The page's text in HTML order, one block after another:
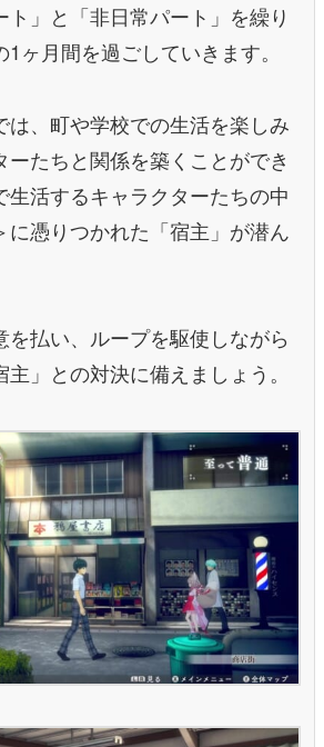
ト」と「非日常パート」を繰り
ヶ月間を過ごしていきます。
は、町や学校での生活を楽しみ
ーたちと関係を築くことができ
生活するキャラクターたちの中
に憑りつかれた「宿主」が潜ん
を払い、ループを駆使しながら
」との対決に備えましょう。